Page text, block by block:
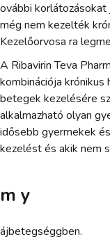
ovábbi
még nem kezelték
Kezelőorvosa ra
A Ribavirin Teva
kombinációja
betegek kezelésére
alkalmazható olyan
idősebb gyermekek
kezelést és akik nem
m y
ájbetegséggben.